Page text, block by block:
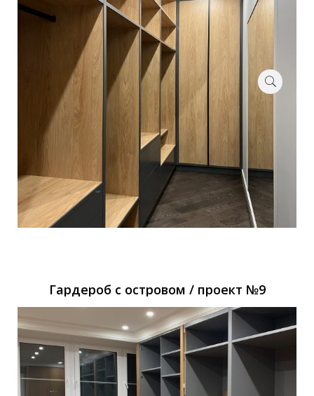
Гардероб с островом / проект №9